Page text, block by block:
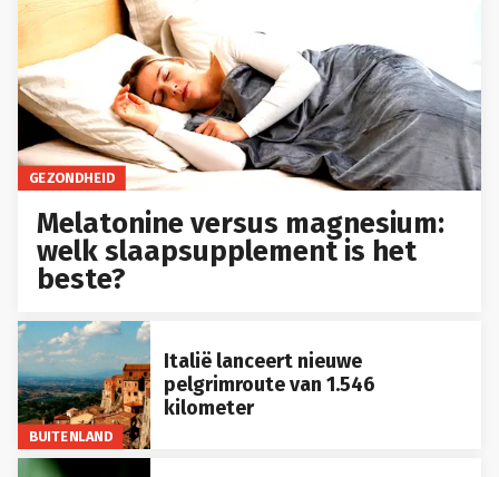
GEZONDHEID
Melatonine versus magnesium:
welk slaapsupplement is het
beste?
BUITENLAND
Italië lanceert nieuwe
pelgrimroute van 1.546
kilometer